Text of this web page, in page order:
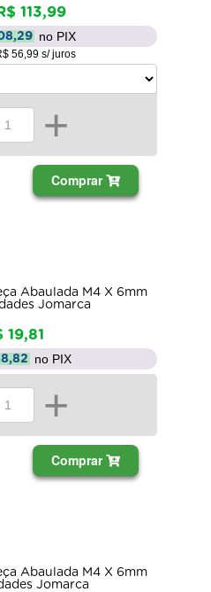
113,99
no PIX
56,99 s/ juros
+
Comprar
Abaulada M4 X 6mm
Jomarca
19,81
no PIX
+
Comprar
Abaulada M4 X 6mm
Jomarca